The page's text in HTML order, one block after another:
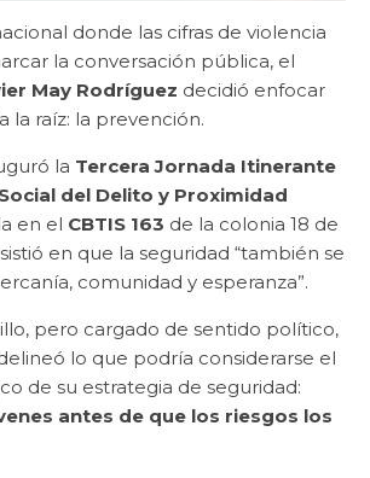
donde las cifras de violencia
la conversación pública, el
May Rodríguez decidió enfocar
la raíz: la prevención.
la Tercera Jornada Itinerante
del Delito y Proximidad
en el CBTIS 163 de la colonia 18 de
en que la seguridad “también se
comunidad y esperanza”.
pero cargado de sentido político,
lo que podría considerarse el
de su estrategia de seguridad:
antes de que los riesgos los